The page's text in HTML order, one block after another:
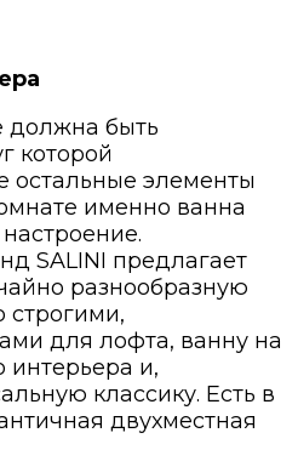
должна быть
которой
остальные элементы
именно ванна
SALINI предлагает
разнообразную
строгими,
для лофта, ванну на
интерьера и,
классику. Есть в
двухместная